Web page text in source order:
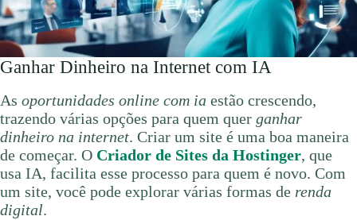
Ganhar Dinheiro na Internet com IA
As oportunidades online com ia estão crescendo,
trazendo várias opções para quem quer ganhar
dinheiro na internet. Criar um site é uma boa maneira
de começar. O Criador de Sites da Hostinger, que
usa IA, facilita esse processo para quem é novo. Com
um site, você pode explorar várias formas de renda
digital.